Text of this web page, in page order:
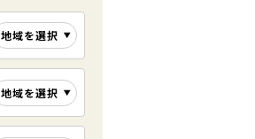
地域を選択
地域を選択